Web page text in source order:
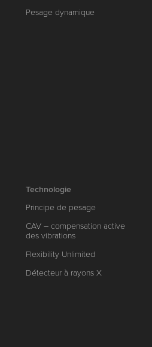
Pesage dynamique
Technologie
Principe de pesage
CAV – compensation active
des vibrations
Flexibility Unlimited
Détecteur à rayons X